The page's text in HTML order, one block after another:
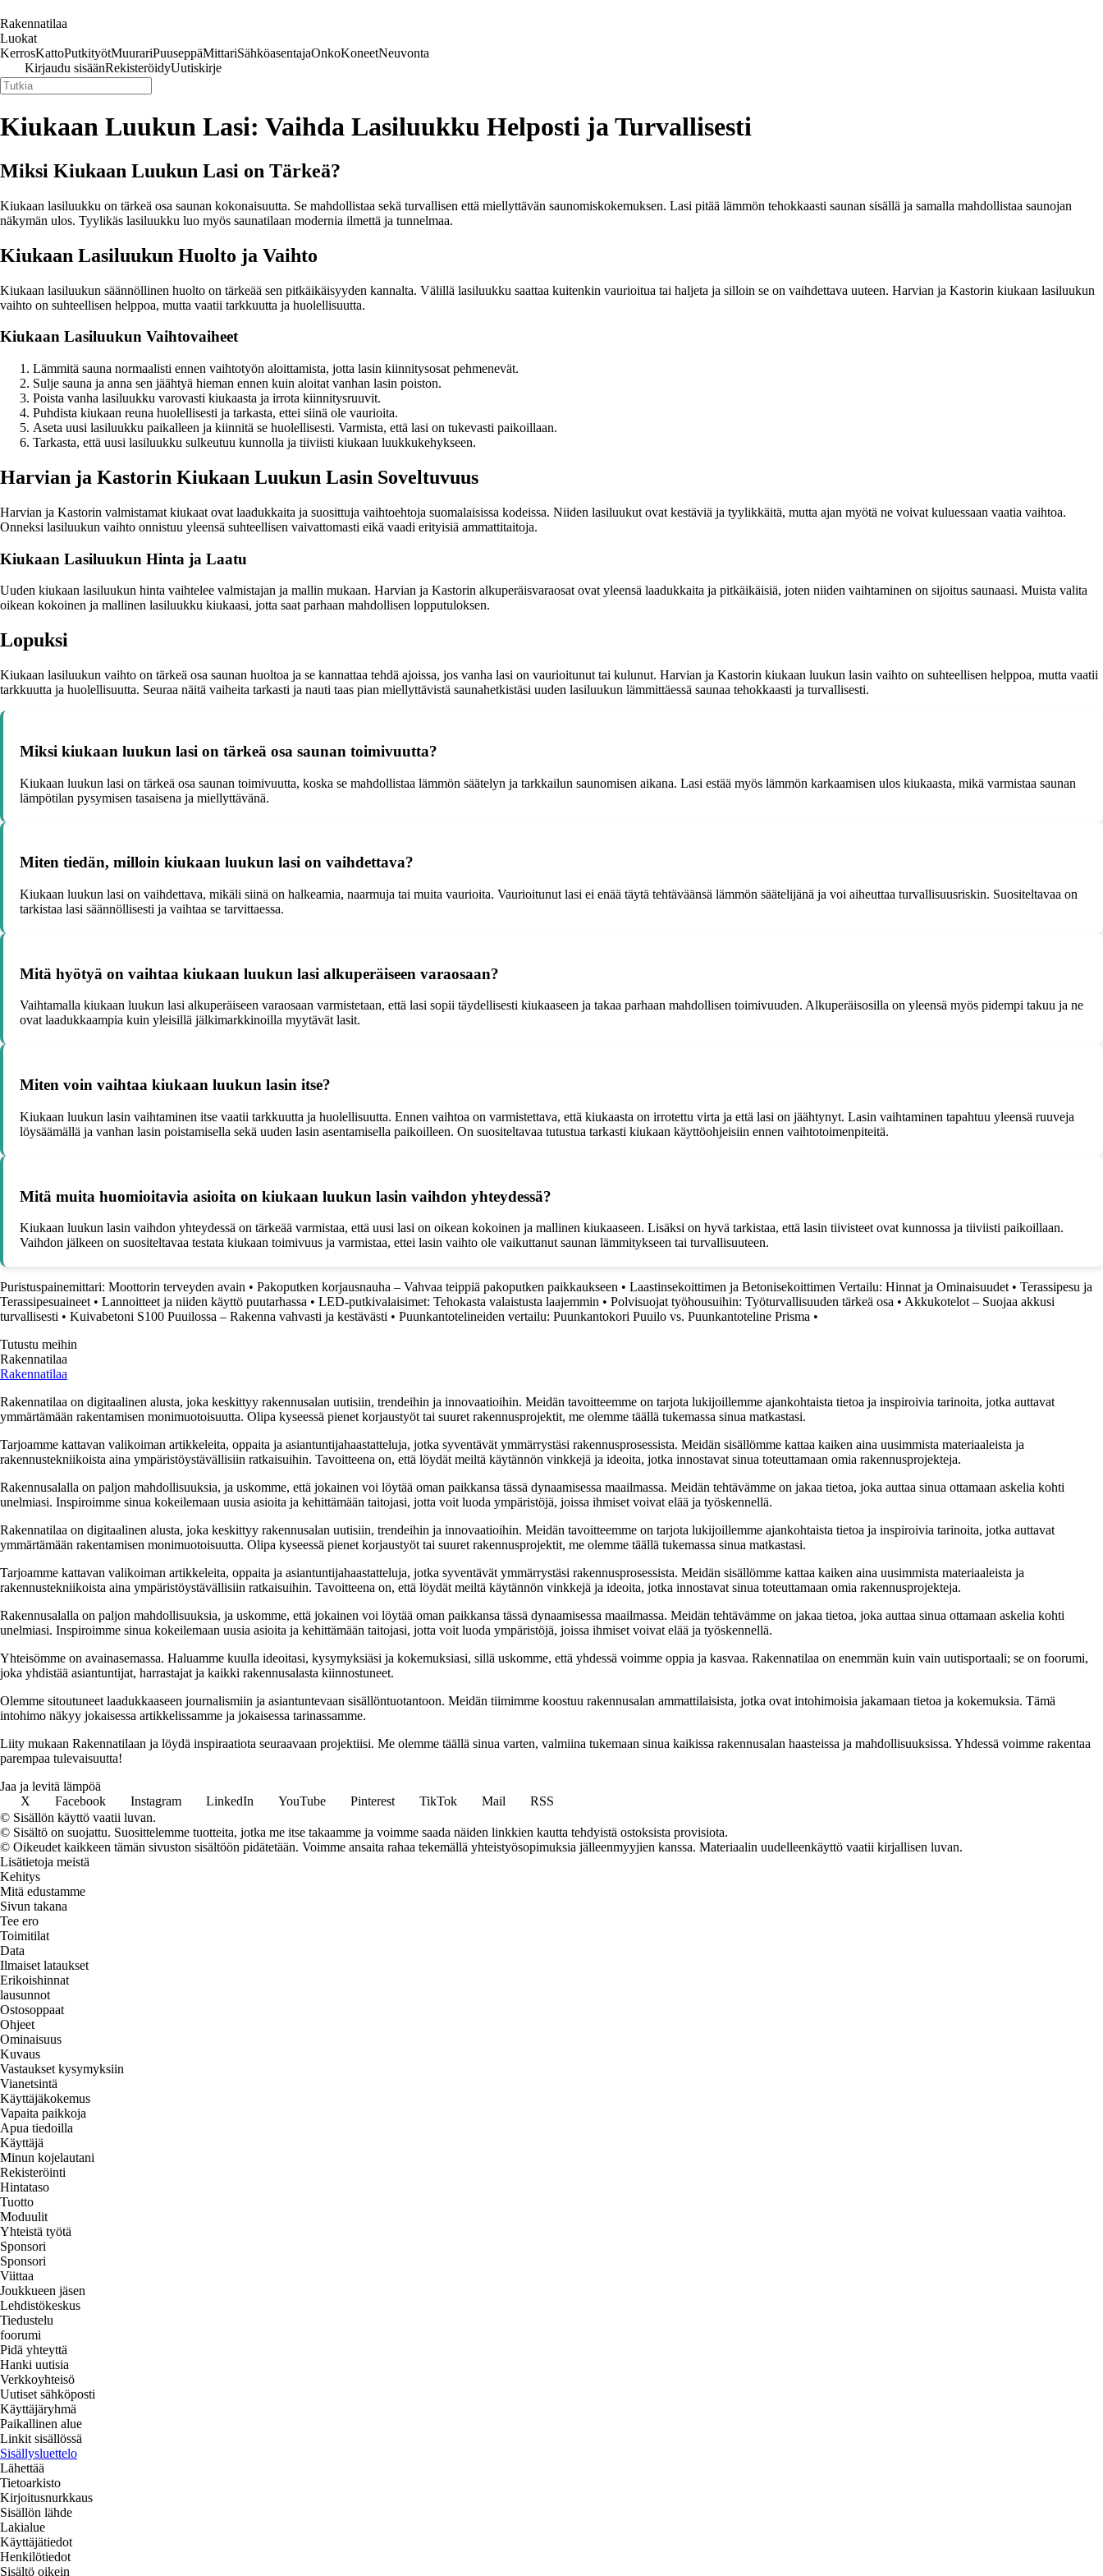
Rakennatilaa
Luokat
KerrosKattoPutkityötMuurariPuuseppäMittariSähköasentajaOnkoKoneetNeuvonta
Kirjaudu sisäänRekisteröidyUutiskirje
Kiukaan Luukun Lasi: Vaihda Lasiluukku Helposti ja Turvallisesti
Miksi Kiukaan Luukun Lasi on Tärkeä?
Kiukaan lasiluukku on tärkeä osa saunan kokonaisuutta. Se mahdollistaa sekä turvallisen että miellyttävän saunomiskokemuksen. Lasi pitää lämmön tehokkaasti saunan sisällä ja samalla mahdollistaa saunojan
näkymän ulos. Tyylikäs lasiluukku luo myös saunatilaan modernia ilmettä ja tunnelmaa.
Kiukaan Lasiluukun Huolto ja Vaihto
Kiukaan lasiluukun säännöllinen huolto on tärkeää sen pitkäikäisyyden kannalta. Välillä lasiluukku saattaa kuitenkin vaurioitua tai haljeta ja silloin se on vaihdettava uuteen. Harvian ja Kastorin kiukaan lasiluukun
vaihto on suhteellisen helppoa, mutta vaatii tarkkuutta ja huolellisuutta.
Kiukaan Lasiluukun Vaihtovaiheet
Lämmitä sauna normaalisti ennen vaihtotyön aloittamista, jotta lasin kiinnitysosat pehmenevät.
Sulje sauna ja anna sen jäähtyä hieman ennen kuin aloitat vanhan lasin poiston.
Poista vanha lasiluukku varovasti kiukaasta ja irrota kiinnitysruuvit.
Puhdista kiukaan reuna huolellisesti ja tarkasta, ettei siinä ole vaurioita.
Aseta uusi lasiluukku paikalleen ja kiinnitä se huolellisesti. Varmista, että lasi on tukevasti paikoillaan.
Tarkasta, että uusi lasiluukku sulkeutuu kunnolla ja tiiviisti kiukaan luukkukehykseen.
Harvian ja Kastorin Kiukaan Luukun Lasin Soveltuvuus
Harvian ja Kastorin valmistamat kiukaat ovat laadukkaita ja suosittuja vaihtoehtoja suomalaisissa kodeissa. Niiden lasiluukut ovat kestäviä ja tyylikkäitä, mutta ajan myötä ne voivat kuluessaan vaatia vaihtoa.
Onneksi lasiluukun vaihto onnistuu yleensä suhteellisen vaivattomasti eikä vaadi erityisiä ammattitaitoja.
Kiukaan Lasiluukun Hinta ja Laatu
Uuden kiukaan lasiluukun hinta vaihtelee valmistajan ja mallin mukaan. Harvian ja Kastorin alkuperäisvaraosat ovat yleensä laadukkaita ja pitkäikäisiä, joten niiden vaihtaminen on sijoitus saunaasi. Muista valita
oikean kokoinen ja mallinen lasiluukku kiukaasi, jotta saat parhaan mahdollisen lopputuloksen.
Lopuksi
Kiukaan lasiluukun vaihto on tärkeä osa saunan huoltoa ja se kannattaa tehdä ajoissa, jos vanha lasi on vaurioitunut tai kulunut. Harvian ja Kastorin kiukaan luukun lasin vaihto on suhteellisen helppoa, mutta vaatii
tarkkuutta ja huolellisuutta. Seuraa näitä vaiheita tarkasti ja nauti taas pian miellyttävistä saunahetkistäsi uuden lasiluukun lämmittäessä saunaa tehokkaasti ja turvallisesti.
Miksi kiukaan luukun lasi on tärkeä osa saunan toimivuutta?
Kiukaan luukun lasi on tärkeä osa saunan toimivuutta, koska se mahdollistaa lämmön säätelyn ja tarkkailun saunomisen aikana. Lasi estää myös lämmön karkaamisen ulos kiukaasta, mikä varmistaa saunan
lämpötilan pysymisen tasaisena ja miellyttävänä.
Miten tiedän, milloin kiukaan luukun lasi on vaihdettava?
Kiukaan luukun lasi on vaihdettava, mikäli siinä on halkeamia, naarmuja tai muita vaurioita. Vaurioitunut lasi ei enää täytä tehtäväänsä lämmön säätelijänä ja voi aiheuttaa turvallisuusriskin. Suositeltavaa on
tarkistaa lasi säännöllisesti ja vaihtaa se tarvittaessa.
Mitä hyötyä on vaihtaa kiukaan luukun lasi alkuperäiseen varaosaan?
Vaihtamalla kiukaan luukun lasi alkuperäiseen varaosaan varmistetaan, että lasi sopii täydellisesti kiukaaseen ja takaa parhaan mahdollisen toimivuuden. Alkuperäisosilla on yleensä myös pidempi takuu ja ne
ovat laadukkaampia kuin yleisillä jälkimarkkinoilla myytävät lasit.
Miten voin vaihtaa kiukaan luukun lasin itse?
Kiukaan luukun lasin vaihtaminen itse vaatii tarkkuutta ja huolellisuutta. Ennen vaihtoa on varmistettava, että kiukaasta on irrotettu virta ja että lasi on jäähtynyt. Lasin vaihtaminen tapahtuu yleensä ruuveja
löysäämällä ja vanhan lasin poistamisella sekä uuden lasin asentamisella paikoilleen. On suositeltavaa tutustua tarkasti kiukaan käyttöohjeisiin ennen vaihtotoimenpiteitä.
Mitä muita huomioitavia asioita on kiukaan luukun lasin vaihdon yhteydessä?
Kiukaan luukun lasin vaihdon yhteydessä on tärkeää varmistaa, että uusi lasi on oikean kokoinen ja mallinen kiukaaseen. Lisäksi on hyvä tarkistaa, että lasin tiivisteet ovat kunnossa ja tiiviisti paikoillaan.
Vaihdon jälkeen on suositeltavaa testata kiukaan toimivuus ja varmistaa, ettei lasin vaihto ole vaikuttanut saunan lämmitykseen tai turvallisuuteen.
Puristuspainemittari: Moottorin terveyden avain • Pakoputken korjausnauha – Vahvaa teippiä pakoputken paikkaukseen • Laastinsekoittimen ja Betonisekoittimen Vertailu: Hinnat ja Ominaisuudet • Terassipesu ja
Terassipesuaineet • Lannoitteet ja niiden käyttö puutarhassa • LED-putkivalaisimet: Tehokasta valaistusta laajemmin • Polvisuojat työhousuihin: Työturvallisuuden tärkeä osa • Akkukotelot – Suojaa akkusi
turvallisesti • Kuivabetoni S100 Puuilossa – Rakenna vahvasti ja kestävästi • Puunkantotelineiden vertailu: Puunkantokori Puuilo vs. Puunkantoteline Prisma •
Tutustu meihin
Rakennatilaa
Rakennatilaa
Rakennatilaa on digitaalinen alusta, joka keskittyy rakennusalan uutisiin, trendeihin ja innovaatioihin. Meidän tavoitteemme on tarjota lukijoillemme ajankohtaista tietoa ja inspiroivia tarinoita, jotka auttavat
ymmärtämään rakentamisen monimuotoisuutta. Olipa kyseessä pienet korjaustyöt tai suuret rakennusprojektit, me olemme täällä tukemassa sinua matkastasi.
Tarjoamme kattavan valikoiman artikkeleita, oppaita ja asiantuntijahaastatteluja, jotka syventävät ymmärrystäsi rakennusprosessista. Meidän sisällömme kattaa kaiken aina uusimmista materiaaleista ja
rakennustekniikoista aina ympäristöystävällisiin ratkaisuihin. Tavoitteena on, että löydät meiltä käytännön vinkkejä ja ideoita, jotka innostavat sinua toteuttamaan omia rakennusprojekteja.
Rakennusalalla on paljon mahdollisuuksia, ja uskomme, että jokainen voi löytää oman paikkansa tässä dynaamisessa maailmassa. Meidän tehtävämme on jakaa tietoa, joka auttaa sinua ottamaan askelia kohti
unelmiasi. Inspiroimme sinua kokeilemaan uusia asioita ja kehittämään taitojasi, jotta voit luoda ympäristöjä, joissa ihmiset voivat elää ja työskennellä.
Rakennatilaa on digitaalinen alusta, joka keskittyy rakennusalan uutisiin, trendeihin ja innovaatioihin. Meidän tavoitteemme on tarjota lukijoillemme ajankohtaista tietoa ja inspiroivia tarinoita, jotka auttavat
ymmärtämään rakentamisen monimuotoisuutta. Olipa kyseessä pienet korjaustyöt tai suuret rakennusprojektit, me olemme täällä tukemassa sinua matkastasi.
Tarjoamme kattavan valikoiman artikkeleita, oppaita ja asiantuntijahaastatteluja, jotka syventävät ymmärrystäsi rakennusprosessista. Meidän sisällömme kattaa kaiken aina uusimmista materiaaleista ja
rakennustekniikoista aina ympäristöystävällisiin ratkaisuihin. Tavoitteena on, että löydät meiltä käytännön vinkkejä ja ideoita, jotka innostavat sinua toteuttamaan omia rakennusprojekteja.
Rakennusalalla on paljon mahdollisuuksia, ja uskomme, että jokainen voi löytää oman paikkansa tässä dynaamisessa maailmassa. Meidän tehtävämme on jakaa tietoa, joka auttaa sinua ottamaan askelia kohti
unelmiasi. Inspiroimme sinua kokeilemaan uusia asioita ja kehittämään taitojasi, jotta voit luoda ympäristöjä, joissa ihmiset voivat elää ja työskennellä.
Yhteisömme on avainasemassa. Haluamme kuulla ideoitasi, kysymyksiäsi ja kokemuksiasi, sillä uskomme, että yhdessä voimme oppia ja kasvaa. Rakennatilaa on enemmän kuin vain uutisportaali; se on foorumi,
joka yhdistää asiantuntijat, harrastajat ja kaikki rakennusalasta kiinnostuneet.
Olemme sitoutuneet laadukkaaseen journalismiin ja asiantuntevaan sisällöntuotantoon. Meidän tiimimme koostuu rakennusalan ammattilaisista, jotka ovat intohimoisia jakamaan tietoa ja kokemuksia. Tämä
intohimo näkyy jokaisessa artikkelissamme ja jokaisessa tarinassamme.
Liity mukaan Rakennatilaan ja löydä inspiraatiota seuraavaan projektiisi. Me olemme täällä sinua varten, valmiina tukemaan sinua kaikissa rakennusalan haasteissa ja mahdollisuuksissa. Yhdessä voimme rakentaa
parempaa tulevaisuutta!
Jaa ja levitä lämpöä
X
Facebook Instagram LinkedIn YouTube Pinterest TikTok Mail
RSS
© Sisällön käyttö vaatii luvan.
© Sisältö on suojattu. Suosittelemme tuotteita, jotka me itse takaamme ja voimme saada näiden linkkien kautta tehdyistä ostoksista provisiota.
© Oikeudet kaikkeen tämän sivuston sisältöön pidätetään. Voimme ansaita rahaa tekemällä yhteistyösopimuksia jälleenmyyjien kanssa. Materiaalin uudelleenkäyttö vaatii kirjallisen luvan.
Lisätietoja meistä
Kehitys
Mitä edustamme
Sivun takana
Tee ero
Toimitilat
Data
Ilmaiset lataukset
Erikoishinnat
lausunnot
Ostosoppaat
Ohjeet
Ominaisuus
Kuvaus
Vastaukset kysymyksiin
Vianetsintä
Käyttäjäkokemus
Vapaita paikkoja
Apua tiedoilla
Käyttäjä
Minun kojelautani
Rekisteröinti
Hintataso
Tuotto
Moduulit
Yhteistä työtä
Sponsori
Sponsori
Viittaa
Joukkueen jäsen
Lehdistökeskus
Tiedustelu
foorumi
Pidä yhteyttä
Hanki uutisia
Verkkoyhteisö
Uutiset sähköposti
Käyttäjäryhmä
Paikallinen alue
Linkit sisällössä
Sisällysluettelo
Lähettää
Tietoarkisto
Kirjoitusnurkkaus
Sisällön lähde
Lakialue
Käyttäjätiedot
Henkilötiedot
Sisältö oikein